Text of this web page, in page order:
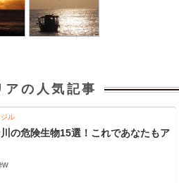
アの人気記事
ル
の危険生物15選！これであなたもア